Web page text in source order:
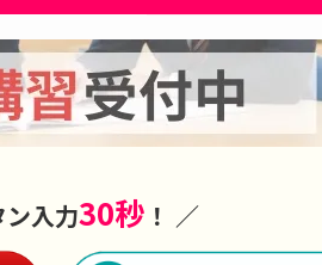
ン入力30秒 ！ ／